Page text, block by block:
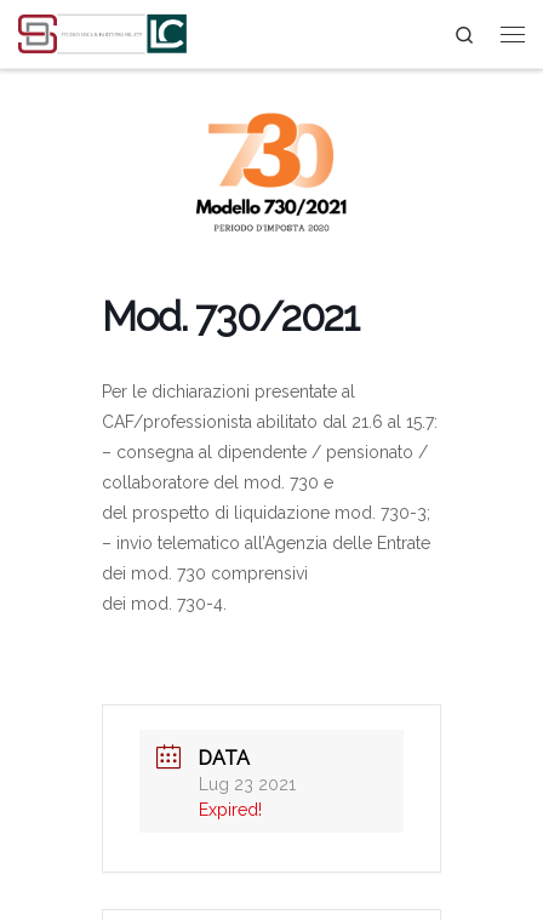
Passa al contenuto Search
Mod. 730/2021
Per le dichiarazioni presentate al
CAF/professionista abilitato dal 21.6 al 15.7:
– consegna al dipendente / pensionato /
collaboratore del mod. 730 e
del prospetto di liquidazione mod. 730-3;
– invio telematico all’Agenzia delle Entrate
dei mod. 730 comprensivi
dei mod. 730-4.
DATA
Lug 23 2021
Expired!